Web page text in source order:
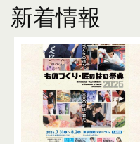
新着情報